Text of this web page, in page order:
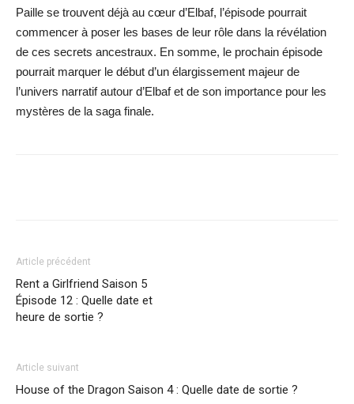
Paille se trouvent déjà au cœur d’Elbaf, l’épisode pourrait
commencer à poser les bases de leur rôle dans la révélation
de ces secrets ancestraux. En somme, le prochain épisode
pourrait marquer le début d’un élargissement majeur de
l’univers narratif autour d’Elbaf et de son importance pour les
mystères de la saga finale.
Article précédent
Rent a Girlfriend Saison 5
Épisode 12 : Quelle date et
heure de sortie ?
Article suivant
House of the Dragon Saison 4 : Quelle date de sortie ?